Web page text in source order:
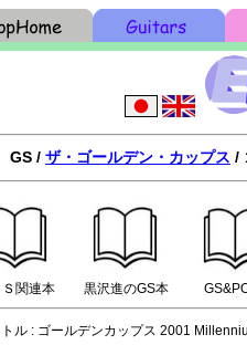
GS / ザ・ゴールデン・カップス /
関連本 黒沢進のGS本
ル : ゴールデンカップス 2001